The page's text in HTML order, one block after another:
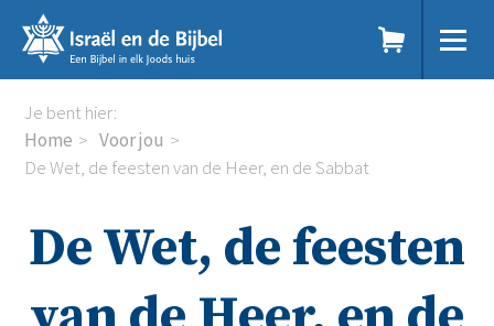
links
naar
de
inhoud
naar
de
Je bent hier:
Home
Voor jou
De Wet, de feesten van de Heer, en de Sabbat
De Wet, de feesten
Doe mee
Voor jou
Podcast
Magazine
Digitale nieuwsbrief